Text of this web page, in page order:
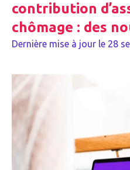
contribution
chômage : des
Dernière mise à jour le 28